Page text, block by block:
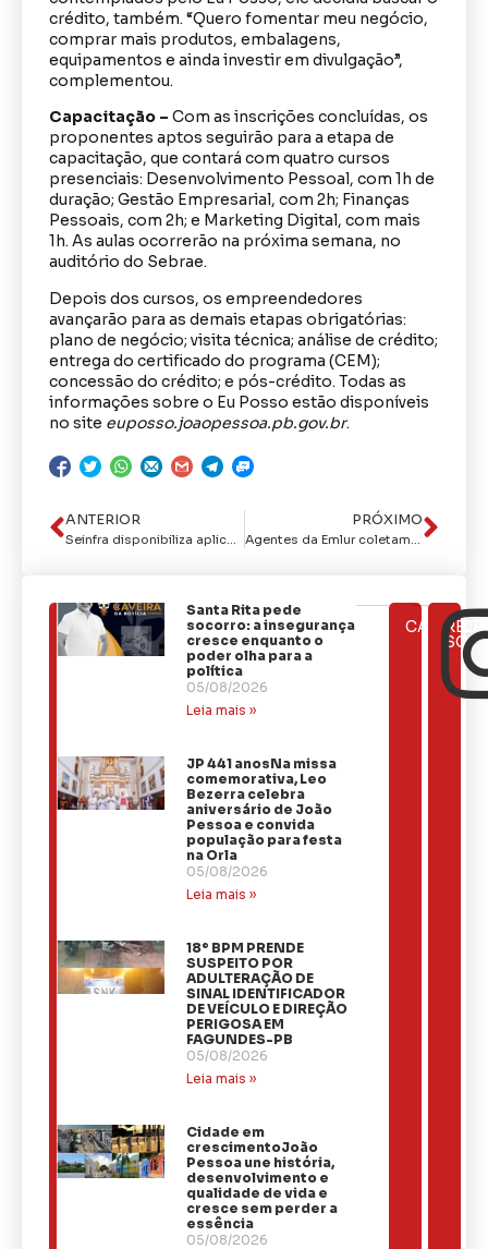
crédito, também. “Quero fomentar meu negócio,
comprar mais produtos, embalagens,
equipamentos e ainda investir em divulgação”,
complementou.
Capacitação – Com as inscrições concluídas, os
proponentes aptos seguirão para a etapa de
capacitação, que contará com quatro cursos
presenciais: Desenvolvimento Pessoal, com 1h de
duração; Gestão Empresarial, com 2h; Finanças
Pessoais, com 2h; e Marketing Digital, com mais
1h. As aulas ocorrerão na próxima semana, no
auditório do Sebrae.
Depois dos cursos, os empreendedores
avançarão para as demais etapas obrigatórias:
plano de negócio; visita técnica; análise de crédito;
entrega do certificado do programa (CEM);
concessão do crédito; e pós-crédito. Todas as
informações sobre o Eu Posso estão disponíveis
no site euposso.joaopessoa.pb.gov.br.
ANTERIOR
Seinfra disponibiliza aplicativo para a população solicitar demandas de manutenção
PRÓXIMO
Agentes da Emlur coletam resíduos diversificados em 10 localidades
ÚLTIMAS
NOTÍCIAS
Santa Rita pede
socorro: a insegurança
cresce enquanto o
poder olha para a
política
05/08/2026
Leia mais »
JP 441 anosNa missa
comemorativa, Leo
Bezerra celebra
aniversário de João
Pessoa e convida
população para festa
na Orla
05/08/2026
Leia mais »
18º BPM PRENDE
SUSPEITO POR
ADULTERAÇÃO DE
SINAL IDENTIFICADOR
DE VEÍCULO E DIREÇÃO
PERIGOSA EM
FAGUNDES-PB
05/08/2026
Leia mais »
Cidade em
crescimentoJoão
Pessoa une história,
desenvolvimento e
qualidade de vida e
cresce sem perder a
essência
05/08/2026